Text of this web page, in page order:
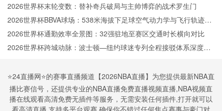
2026世界杯末轮变数：替补奇兵破局与主帅博弈的战术罗生门
2026世界杯BBVA球场：538米海拔下足球空气动力学与飞行轨迹的
微扰动解析
2026世界杯通勤效率全景图：32强驻地至赛区交通时长横向对比
2026世界杯跨城动脉：波士顿—纽约球迷专列全程接驳体系深度拆
⭐️24直播网⭐️的赛事直播频道【2026NBA直播】为您提供最新NBA直
播比赛信号，还提供专业的NBA直播免费直播视频直播,NBA视频直
播在线观看高清免费无插件等服务，无需安装任何插件,打开就可以
看高清直播,支持多平台观赛,确保你不错过任何焦点赛事与豪门对